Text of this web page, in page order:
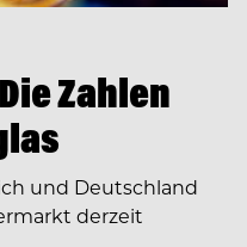
Zahlen
und Deutschland
derzeit